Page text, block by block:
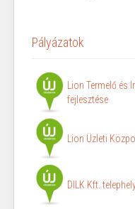
Pályázatok
Lion Termelő és
fejlesztése
Lion Üzleti
DILK Kft.